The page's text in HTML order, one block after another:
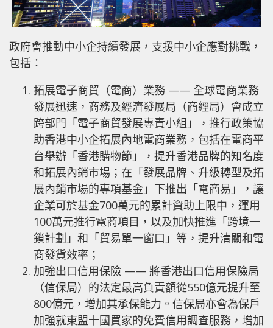
政府會推動中小企持續發展，支援中小企應對挑戰，
包括：
拓展電子商貿（電商）業務 —— 全球電商業務
發展迅速，商務及經濟發展局（商經局）會成立
跨部門「電子商貿發展專責小組」，推行政策協
助香港中小企拓展內地電商業務，包括在電商平
台舉辦「香港購物節」，提升香港品牌的知名度
和拓展內銷市場；在「發展品牌、升級轉型及拓
展內銷市場的專項基金」下推出「電商易」，讓
企業可於基金700萬元的累計資助上限中，運用
100萬元推行電商項目，以及加快推進「跨境一
鎖計劃」和「貿易單一窗口」等，提升清關和電
商發貨效率；
加強出口信用保險 —— 將香港出口信用保險局
（信保局）的法定最高負責額從550億元提升至
800億元，增加其承保能力。信保局亦會為保戶
加強就東盟十國買家的免費信用調查服務，增加